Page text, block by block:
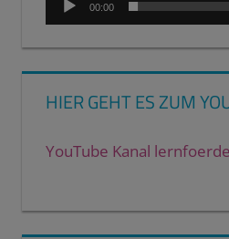
00:00
HIER GEHT ES ZUM
YouTube Kanal